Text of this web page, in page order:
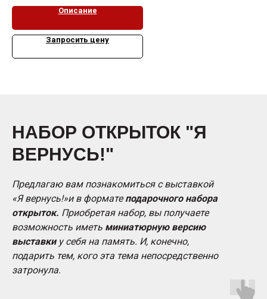
Описание
Запросить цену
НАБОР ОТКРЫТОК "Я
ВЕРНУСЬ!"
Предлагаю вам познакомиться с выставкой
«Я вернусь!»и в форматеподарочного набора
открыток. Приобретая набор, вы получаете
возможность иметь миниатюрную версию
выставкиу себя на память. И, конечно,
подарить тем, кого эта тема непосредственно
затронула.